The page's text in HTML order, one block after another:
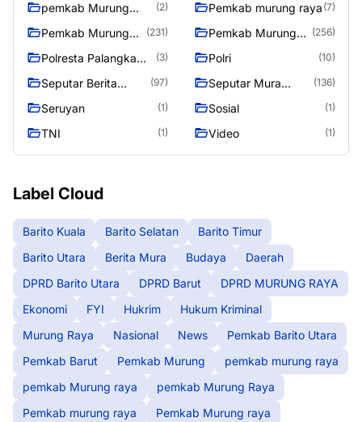
pemkab Murung
(2) Pemkab murung raya (7)
Pemkab Murung
(231)
Pemkab Murung
(256)
Polresta Palangka
(3) Polri (10)
Seputar Berita
(97)
Seputar Mura
(136)
Seruyan (1) Sosial (1)
TNI (1) Video (1)
Label Cloud
Barito Kuala Barito Selatan
Barito Timur
Barito Utara
Berita Mura Budaya
Daerah
DPRD Barito Utara
DPRD Barut
DPRD MURUNG RAYA
Ekonomi
FYI Hukrim
Hukum Kriminal
Murung Raya
Nasional News
Pemkab Barito Utara
Pemkab Barut
Pemkab Murung
pemkab murung raya
pemkab Murung raya
pemkab Murung Raya
Pemkab murung raya
Pemkab Murung raya